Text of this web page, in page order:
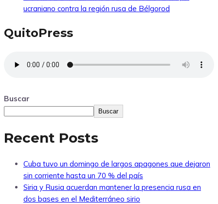
ucraniano contra la región rusa de Bélgorod
QuitoPress
Buscar
Buscar
Recent Posts
Cuba tuvo un domingo de largos apagones que dejaron
sin corriente hasta un 70 % del país
Siria y Rusia acuerdan mantener la presencia rusa en
dos bases en el Mediterráneo sirio